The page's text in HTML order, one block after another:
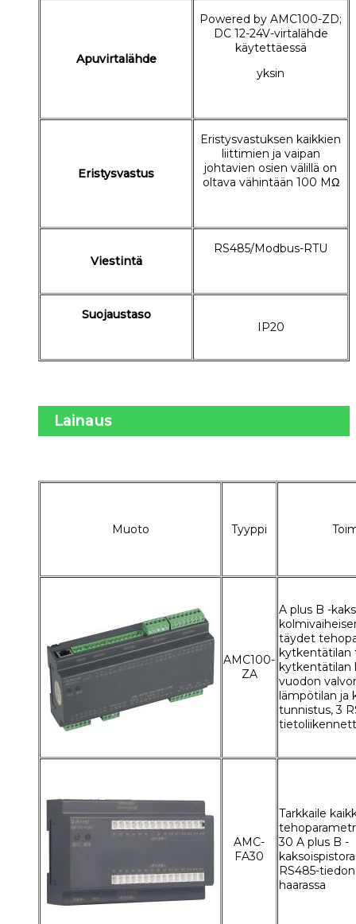
Apuvirtalähde
Powered by AMC100-ZD;
DC 12-24V-virtalähde
käytettäessä
yksin
Eristysvastus
Eristysvastuksen kaikkien
liittimien ja vaipan
johtavien osien välillä on
oltava vähintään 100 MΩ
Viestintä
RS485/Modbus-RTU
Suojaustaso
IP20
Lainaus
Muoto Tyyppi
AMC100-
ZA
A plus B -
täydet
kytkentätilan
kytkentätilan
vuodon
lämpötilan ja
tunnistus, 3
AMC-
FA30
Tarkkaile
30 A plus B -
RS485-
haarassa